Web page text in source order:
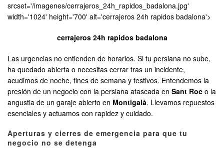
srcset='/imagenes/cerrajeros_24h_rapidos_badalona.jpg'
width='1024' height='700' alt='cerrajeros 24h rapidos badalona'>
cerrajeros 24h rapidos badalona
Las urgencias no entienden de horarios. Si tu persiana no sube,
ha quedado abierta o necesitas cerrar tras un incidente,
acudimos de noche, fines de semana y festivos. Entendemos la
presión de un negocio con la persiana atascada en Sant Roc o la
angustia de un garaje abierto en Montigalà. Llevamos repuestos
esenciales y actuamos con rapidez y cuidado.
Aperturas y cierres de emergencia para que tu
negocio no se detenga